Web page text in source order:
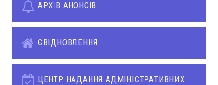
АРХІВ АНОНСІВ
ЄВІДНОВЛЕННЯ
ЦЕНТР НАДАННЯ АДМІНІСТРАТИВНИХ